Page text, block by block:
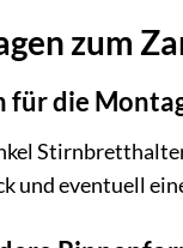
zum
für die
und eventuell